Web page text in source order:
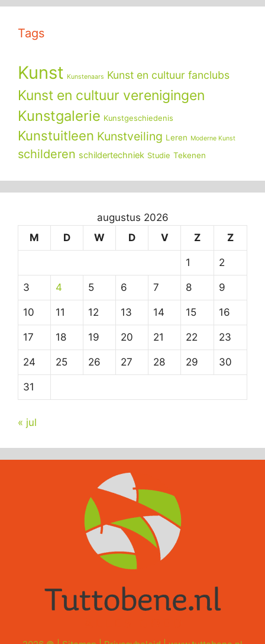
Tags
Kunst Kunstenaars Kunst en cultuur fanclubs
Kunst en cultuur verenigingen
Kunstgalerie Kunstgeschiedenis
Kunstuitleen Kunstveiling Leren Moderne Kunst
schilderen schildertechniek Studie Tekenen
augustus 2026
M
D W D V Z Z
1 2
3 4 5 6 7 8 9
10 11 12 13 14 15 16
17 18 19 20 21 22 23
24 25 26 27 28 29 30
31
« jul